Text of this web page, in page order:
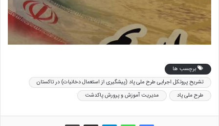
برچسب ها
تشریح پروتکل اجرایی طرح ملی پاد (پیشگیری از استعمال دخانیات) در تاکستان
طرح ملی پاد
مدیریت آموزش و پرورش پاکدشت